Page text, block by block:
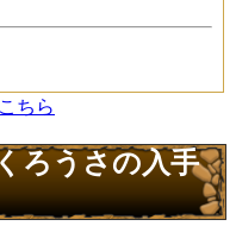
ちら
ろうさの入手